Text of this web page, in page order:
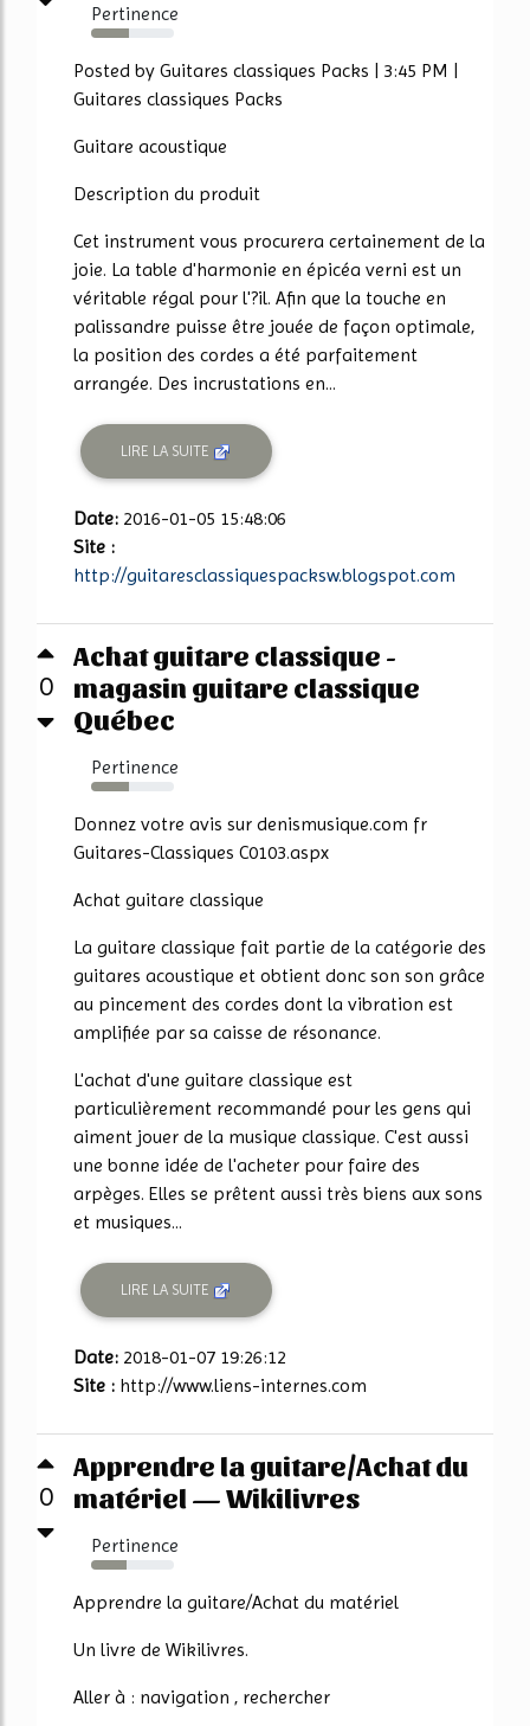
Pertinence
45%
Posted by Guitares classiques Packs | 3:45 PM |
Guitares classiques Packs
Guitare acoustique
Description du produit
Cet instrument vous procurera certainement de la
joie. La table d'harmonie en épicéa verni est un
véritable régal pour l'?il. Afin que la touche en
palissandre puisse être jouée de façon optimale,
la position des cordes a été parfaitement
arrangée. Des incrustations en...
LIRE LA SUITE
Date: 2016-01-05 15:48:06
Site :
http://guitaresclassiquespacksw.blogspot.com
0
Achat guitare classique -
magasin guitare classique
Québec
Pertinence
45%
Donnez votre avis sur denismusique.com fr
Guitares-Classiques C0103.aspx
Achat guitare classique
La guitare classique fait partie de la catégorie des
guitares acoustique et obtient donc son son grâce
au pincement des cordes dont la vibration est
amplifiée par sa caisse de résonance.
L'achat d'une guitare classique est
particulièrement recommandé pour les gens qui
aiment jouer de la musique classique. C'est aussi
une bonne idée de l'acheter pour faire des
arpèges. Elles se prêtent aussi très biens aux sons
et musiques...
LIRE LA SUITE
Date: 2018-01-07 19:26:12
Site : http://www.liens-internes.com
0
Apprendre la guitare/Achat du
matériel — Wikilivres
Pertinence
43%
Apprendre la guitare/Achat du matériel
Un livre de Wikilivres.
Aller à : navigation , rechercher